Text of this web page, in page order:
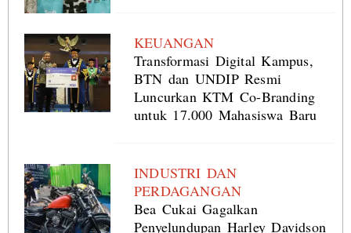
KEUANGAN
Transformasi Digital Kampus,
BTN dan UNDIP Resmi
Luncurkan KTM Co-Branding
untuk 17.000 Mahasiswa Baru
INDUSTRI DAN
PERDAGANGAN
Bea Cukai Gagalkan
Penyelundupan Harley Davidson